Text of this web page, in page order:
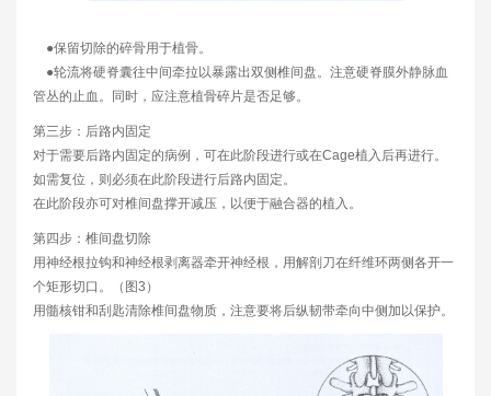
●保留切除的碎骨用于植骨。
●轮流将硬脊囊往中间牵拉以暴露出双侧椎间盘。注意硬脊膜外静脉血
管丛的止血。同时，应注意植骨碎片是否足够。
第三步：后路内固定
对于需要后路内固定的病例，可在此阶段进行或在Cage植入后再进行。
如需复位，则必须在此阶段进行后路内固定。
在此阶段亦可对椎间盘撑开减压，以便于融合器的植入。
第四步：椎间盘切除
用神经根拉钩和神经根剥离器牵开神经根，用解剖刀在纤维环两侧各开一
个矩形切口。（图3）
用髓核钳和刮匙清除椎间盘物质，注意要将后纵韧带牵向中侧加以保护。